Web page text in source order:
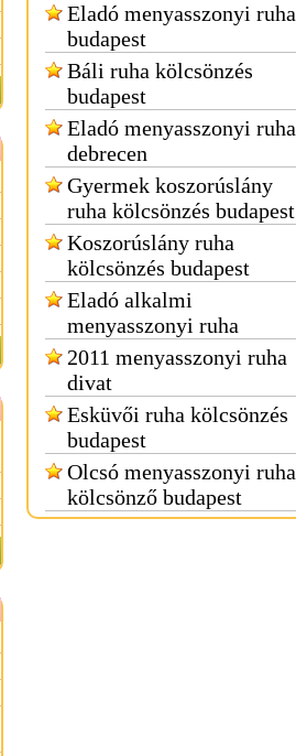
Eladó menyasszonyi ruha
budapest
Báli ruha kölcsönzés
budapest
Eladó menyasszonyi ruha
debrecen
Gyermek koszorúslány
ruha kölcsönzés budapest
Koszorúslány ruha
kölcsönzés budapest
Eladó alkalmi
menyasszonyi ruha
2011 menyasszonyi ruha
divat
Esküvői ruha kölcsönzés
budapest
Olcsó menyasszonyi ruha
kölcsönző budapest